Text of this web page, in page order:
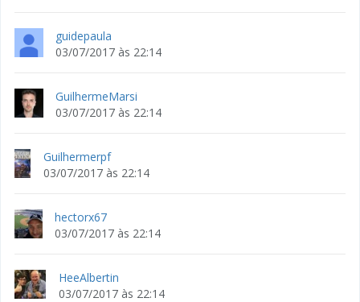
guidepaula
03/07/2017 às 22:14
GuilhermeMarsi
03/07/2017 às 22:14
Guilhermerpf
03/07/2017 às 22:14
hectorx67
03/07/2017 às 22:14
HeeAlbertin
03/07/2017 às 22:14